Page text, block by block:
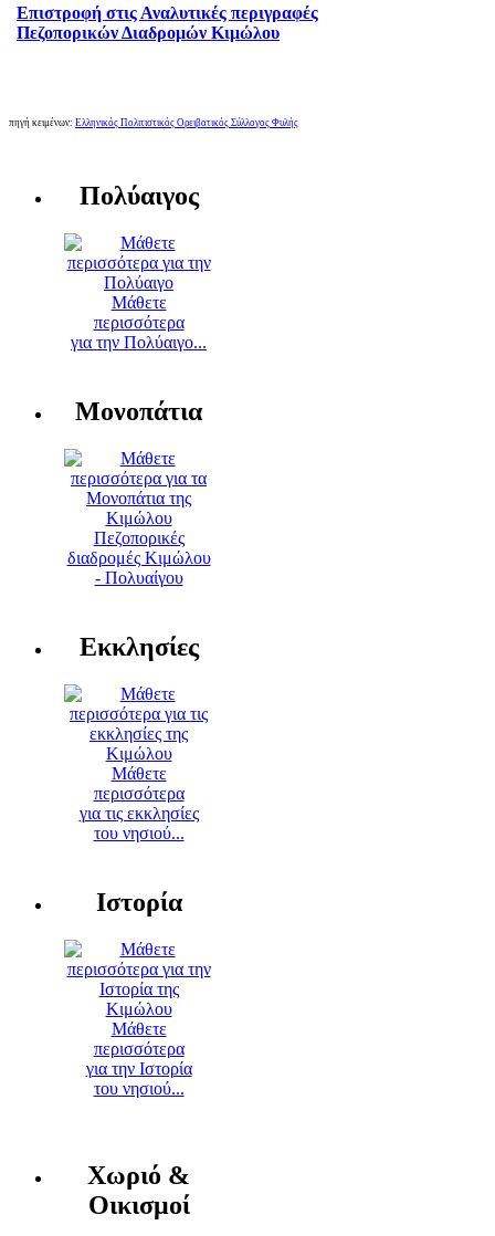
Επιστροφή στις Αναλυτικές περιγραφές
Πεζοπορικών Διαδρομών Κιμώλου
πηγή κειμένων: Ελληνικός Πολιτιστικός Ορειβατικός Σύλλογος Φυλής
Πολύαιγος
Μάθετε
περισσότερα
για την Πολύαιγο...
Μονοπάτια
Πεζοπορικές
διαδρομές Κιμώλου
- Πολυαίγου
Εκκλησίες
Μάθετε
περισσότερα
για τις εκκλησίες
του νησιού...
Ιστορία
Μάθετε
περισσότερα
για την Ιστορία
του νησιού...
Χωριό &
Οικισμοί